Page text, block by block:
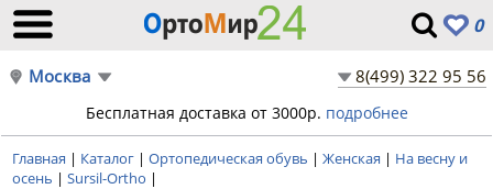
0
Москва 8(499) 322 95 56
Бесплатная доставка от 3000р. подробнее
Главная | Каталог | Ортопедическая обувь | Женская | На весну и
осень | Sursil-Ortho |